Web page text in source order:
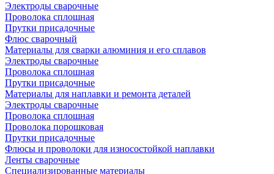
Электроды сварочные
Проволока сплошная
Прутки присадочные
Флюс сварочный
Материалы для сварки алюминия и его сплавов
Электроды сварочные
Проволока сплошная
Прутки присадочные
Материалы для наплавки и ремонта деталей
Электроды сварочные
Проволока сплошная
Проволока порошковая
Прутки присадочные
Флюсы и проволоки для износостойкой наплавки
Ленты сварочные
Специализированные материалы